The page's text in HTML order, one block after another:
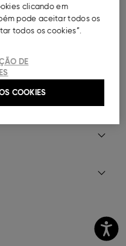
para menina.
clicando em
pode aceitar todos os
todos os cookies”.
DE
COOKIES